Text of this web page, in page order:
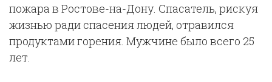
пожара в Ростове-на-Дону. Спасатель, рискуя
жизнью ради спасения людей, отравился
продуктами горения. Мужчине было всего 25
лет.